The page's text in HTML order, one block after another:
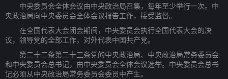
中央委员会全体会议由中央政治局召集，每年至少举行一次。中
央政治局向中央委员会全体会议报告工作，接受监督。
在全国代表大会闭会期间，中央委员会执行全国代表大会的决
议，领导党的全部工作，对外代表中国共产党。
第二十二条第二十三条党的中央政治局、中央政治局常务委员会
和中央委员会总书记，由中央委员会全体会议选举。中央委员会总书
记必须从中央政治局常务委员会委员中产生。